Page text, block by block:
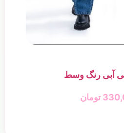
آبی رنگ وسط
تومان